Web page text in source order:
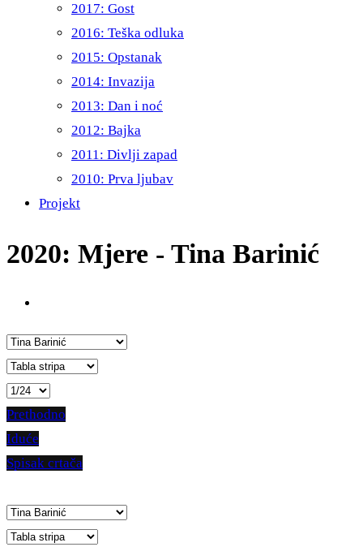
2017: Gost
2016: Teška odluka
2015: Opstanak
2014: Invazija
2013: Dan i noć
2012: Bajka
2011: Divlji zapad
2010: Prva ljubav
Projekt
2020: Mjere - Tina Barinić
Prethodno
Iduće
Spisak crtača